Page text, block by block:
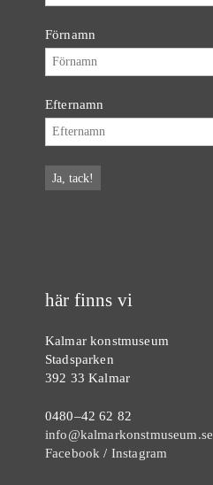
Förnamn
Efternamn
här finns vi
Kalmar konstmuseum
Stadsparken
392 33 Kalmar
0480–42 62 82
info@kalmarkonstmuseum.se
Facebook / Instagram